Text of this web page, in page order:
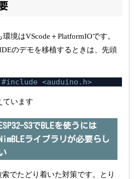
環境はVScode＋PlatformIOです。
のデモを移植するときは、先頭
#include <auduino.h>
ています
ESP32-S3でBLEを使うには
NimBLEライブラリが必要らし
索でたどり着いた対策です。とり